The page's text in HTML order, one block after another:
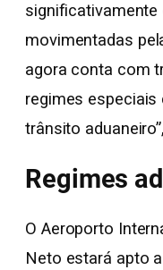
movimentadas
agora conta com
regimes
trânsito
Regimes
O Aeroporto
Neto estará apto